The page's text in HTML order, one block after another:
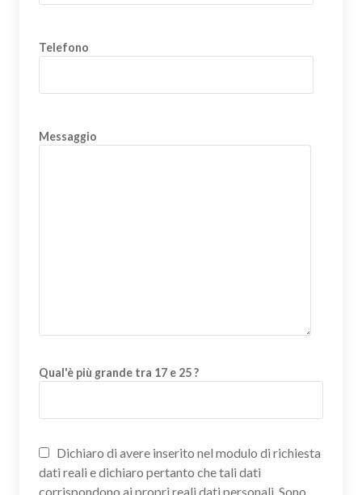
Telefono
Messaggio
Qual'è più grande tra 17 e 25 ?
Dichiaro di avere inserito nel modulo di richiesta
dati reali e dichiaro pertanto che tali dati
corrispondono ai propri reali dati personali. Sono